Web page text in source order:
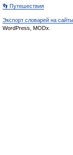
👣 Путешествия
Экспорт словарей на сайты
WordPress, MODx.